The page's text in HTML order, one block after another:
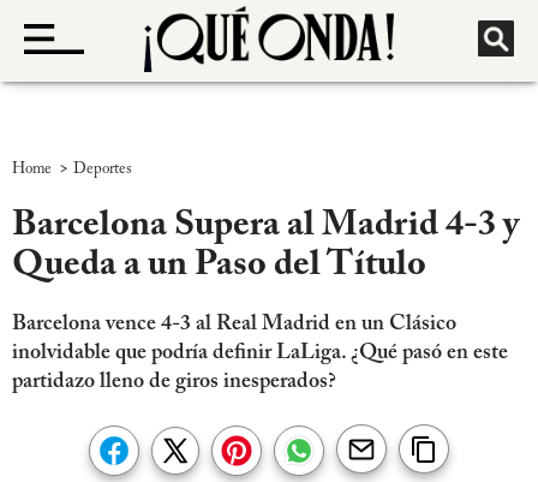
Home > Deportes
Barcelona Supera al Madrid 4-3 y
Queda a un Paso del Título
Barcelona vence 4-3 al Real Madrid en un Clásico
inolvidable que podría definir LaLiga. ¿Qué pasó en este
partidazo lleno de giros inesperados?